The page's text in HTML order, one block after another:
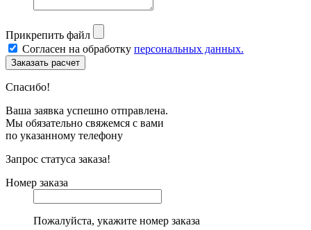
Прикрепить файл
Согласен на обработку персональных данных.
Спасибо!
Ваша заявка успешно отправлена.
Мы обязательно свяжемся с вами
по указанному телефону
Запрос статуса заказа!
Номер заказа
Пожалуйста, укажите номер заказа